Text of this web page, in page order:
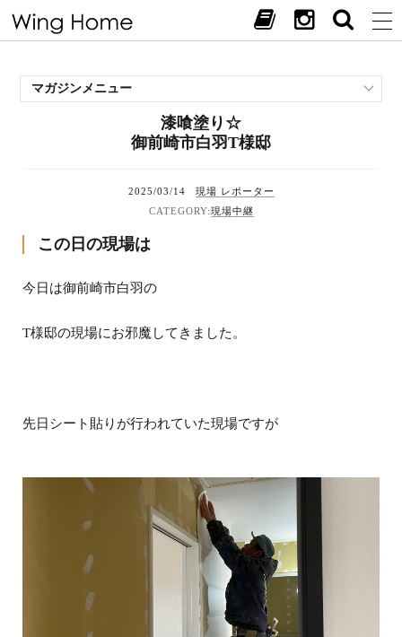
マガジンメニュー
スタッフブログ
オススメの土地
お施主様ブログ
漆喰塗り☆
御前崎市白羽T様邸
2025/03/14
現場 レポーター
現場中継
この日の現場は
今日は御前崎市白羽の
T様邸の現場にお邪魔してきました。
先日シート貼りが行われていた現場ですが